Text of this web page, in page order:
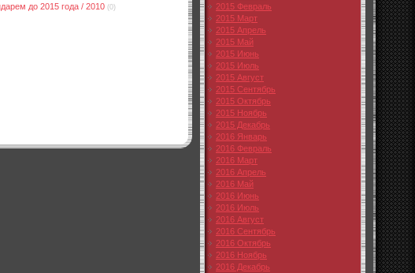
до 2015 года / 2010 (0)
2015 Февраль
2015 Март
2015 Апрель
2015 Май
2015 Июнь
2015 Июль
2015 Август
2015 Сентябрь
2015 Октябрь
2015 Ноябрь
2015 Декабрь
2016 Январь
2016 Февраль
2016 Март
2016 Апрель
2016 Май
2016 Июнь
2016 Июль
2016 Август
2016 Сентябрь
2016 Октябрь
2016 Ноябрь
2016 Декабрь